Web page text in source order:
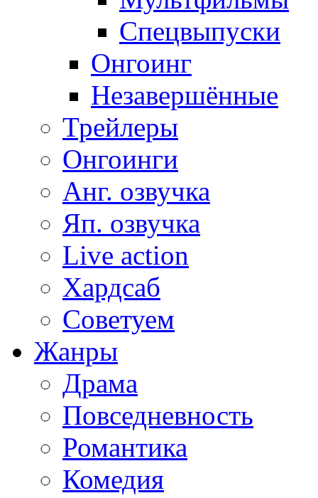
Спецвыпуски
Онгоинг
Незавершённые
Трейлеры
Онгоинги
Анг. озвучка
Яп. озвучка
Live action
Хардсаб
Советуем
Жанры
Драма
Повседневность
Романтика
Комедия